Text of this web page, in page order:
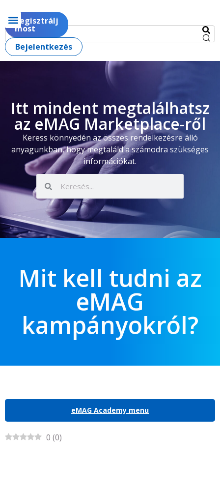
Regisztrálj
most
Bejelentkezés
Itt mindent megtalálhatsz
az eMAG Marketplace-ről
Keress könnyedén az összes rendelkezésre álló
anyagunkban, hogy megtaláld a számodra szükséges
információkat.
Mit kell tudni az
eMAG
kampányokról?
eMAG Academy menu
0 (0)